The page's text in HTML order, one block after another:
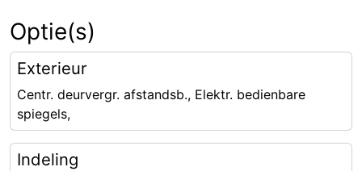
Optie(s)
Exterieur
Centr. deurvergr. afstandsb., Elektr. bedienbare
spiegels,
Indeling